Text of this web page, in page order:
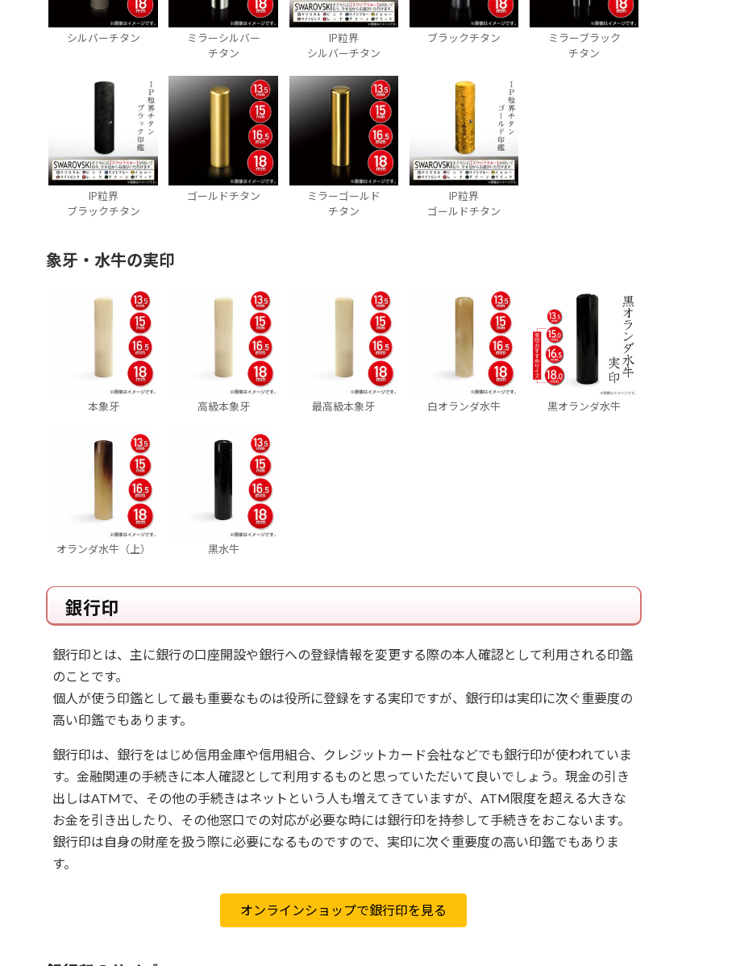
シルバーチタン
ミラーシルバー
チタン
IP粒界
シルバーチタン
ブラックチタン
ミラーブラック
チタン
IP粒界
ブラックチタン
ゴールドチタン
ミラーゴールド
チタン
IP粒界
ゴールドチタン
象牙・水牛の実印
本象牙 高級本象牙 最高級本象牙 白オランダ水牛 黒オランダ水牛
オランダ水牛（上） 黒水牛
銀行印
銀行印とは、主に銀行の口座開設や銀行への登録情報を変更する際の本人確認として利用される印鑑
のことです。
個人が使う印鑑として最も重要なものは役所に登録をする実印ですが、銀行印は実印に次ぐ重要度の
高い印鑑でもあります。
銀行印は、銀行をはじめ信用金庫や信用組合、クレジットカード会社などでも銀行印が使われていま
す。金融関連の手続きに本人確認として利用するものと思っていただいて良いでしょう。現金の引き
出しはATMで、その他の手続きはネットという人も増えてきていますが、ATM限度を超える大きな
お金を引き出したり、その他窓口での対応が必要な時には銀行印を持参して手続きをおこないます。
銀行印は自身の財産を扱う際に必要になるものですので、実印に次ぐ重要度の高い印鑑でもありま
す。
オンラインショップで銀行印を見る